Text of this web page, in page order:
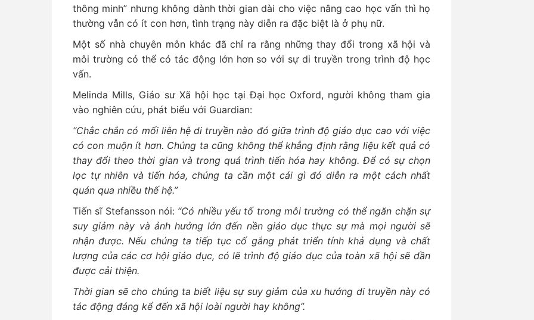
thông minh” nhưng không dành thời gian dài cho việc nâng cao học vấn thì họ
thường vẫn có ít con hơn, tình trạng này diễn ra đặc biệt là ở phụ nữ.
Một số nhà chuyên môn khác đã chỉ ra rằng những thay đổi trong xã hội và
môi trường có thể có tác động lớn hơn so với sự di truyền trong trình độ học
vấn.
Melinda Mills, Giáo sư Xã hội học tại Đại học Oxford, người không tham gia
vào nghiên cứu, phát biểu với Guardian:
“Chắc chắn có mối liên hệ di truyền nào đó giữa trình độ giáo dục cao với việc
có con muộn ít hơn. Chúng ta cũng không thể khẳng định rằng liệu kết quả có
thay đổi theo thời gian và trong quá trình tiến hóa hay không. Để có sự chọn
lọc tự nhiên và tiến hóa, chúng ta cần một cái gì đó diễn ra một cách nhất
quán qua nhiều thế hệ.”
Tiến sĩ Stefansson nói: “Có nhiều yếu tố trong môi trường có thể ngăn chặn sự
suy giảm này và ảnh hưởng lớn đến nền giáo dục thực sự mà mọi người sẽ
nhận được. Nếu chúng ta tiếp tục cố gắng phát triển tính khả dụng và chất
lượng của các cơ hội giáo dục, có lẽ trình độ giáo dục của toàn xã hội sẽ dần
được cải thiện.
Thời gian sẽ cho chúng ta biết liệu sự suy giảm của xu hướng di truyền này có
tác động đáng kể đến xã hội loài người hay không”.